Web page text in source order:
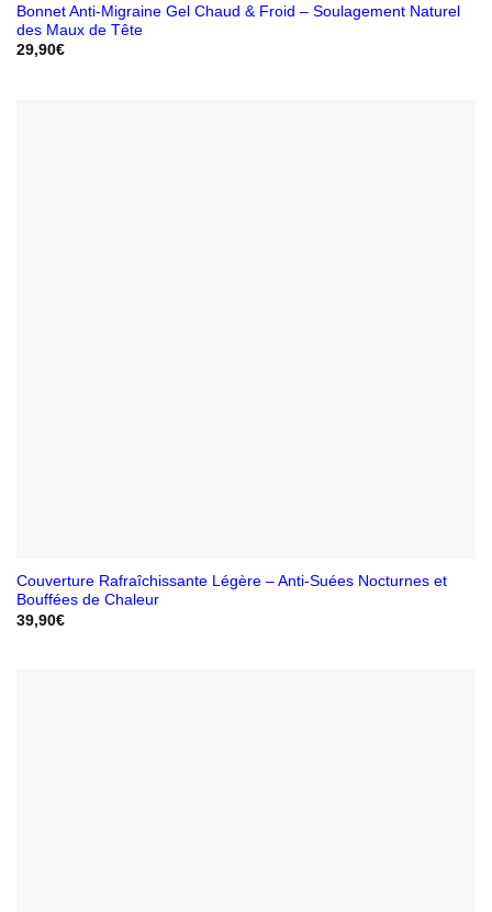
Bonnet Anti-Migraine Gel Chaud & Froid – Soulagement Naturel
des Maux de Tête
29,90€
Couverture Rafraîchissante Légère – Anti-Suées Nocturnes et
Bouffées de Chaleur
39,90€